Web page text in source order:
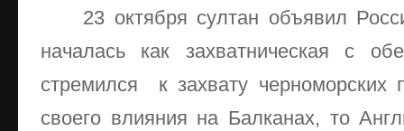
23 октября султан объявил
началась как захватническая с
стремился к захвату
своего влияния на Балканах, то